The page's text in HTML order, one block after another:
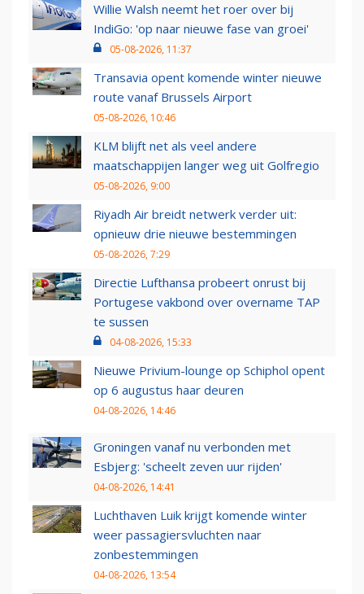
Willie Walsh neemt het roer over bij
IndiGo: 'op naar nieuwe fase van groei'
05-08-2026, 11:37
Transavia opent komende winter nieuwe
route vanaf Brussels Airport
05-08-2026, 10:46
KLM blijft net als veel andere
maatschappijen langer weg uit Golfregio
05-08-2026, 9:00
Riyadh Air breidt netwerk verder uit:
opnieuw drie nieuwe bestemmingen
05-08-2026, 7:29
Directie Lufthansa probeert onrust bij
Portugese vakbond over overname TAP
te sussen
04-08-2026, 15:33
Nieuwe Privium-lounge op Schiphol opent
op 6 augustus haar deuren
04-08-2026, 14:46
Groningen vanaf nu verbonden met
Esbjerg: 'scheelt zeven uur rijden'
04-08-2026, 14:41
Luchthaven Luik krijgt komende winter
weer passagiersvluchten naar
zonbestemmingen
04-08-2026, 13:54